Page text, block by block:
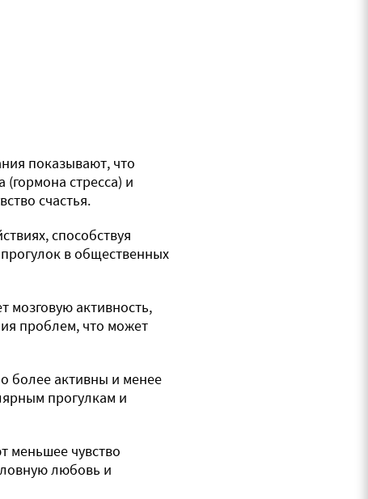
показывают, что
стресса) и
счастья.
способствуя
в общественных
мозговую активность,
проблем, что может
более активны и менее
прогулкам и
меньшее чувство
любовь и